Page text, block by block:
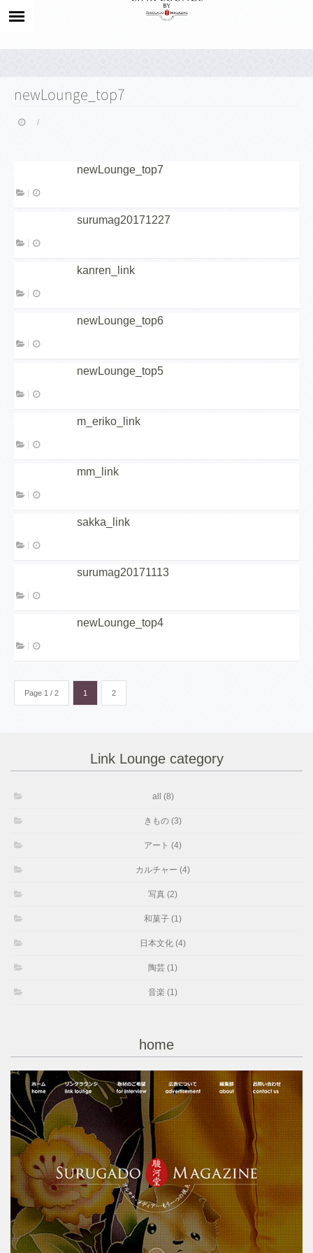
newLounge_top7
newLounge_top7
surumag20171227
kanren_link
newLounge_top6
newLounge_top5
m_eriko_link
mm_link
sakka_link
surumag20171113
newLounge_top4
Page 1 / 2 1 2
Link Lounge category
all (8)
きもの (3)
アート (4)
カルチャー (4)
写真 (2)
和菓子 (1)
日本文化 (4)
陶芸 (1)
音楽 (1)
home